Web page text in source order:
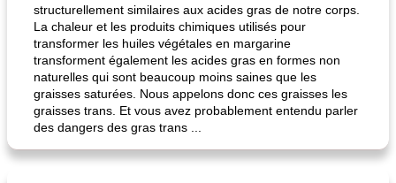
structurellement similaires aux acides gras de notre corps.
La chaleur et les produits chimiques utilisés pour
transformer les huiles végétales en margarine
transforment également les acides gras en formes non
naturelles qui sont beaucoup moins saines que les
graisses saturées. Nous appelons donc ces graisses les
graisses trans. Et vous avez probablement entendu parler
des dangers des gras trans ...